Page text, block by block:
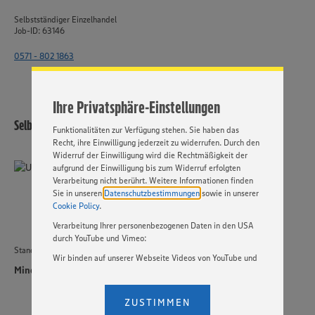
Ihre Privatsphäre-Einstellungen
ein bestmögliches Nutzungserlebnis unserer Website zu
ermöglichen. Wir verwenden Ihre Daten, um unsere
Inhalte anzubieten. Ihre Einwilligung in die Nutzung von
Cookies und anderer Technologien ist freiwillig und kann
„EINSTELLUNGEN ÄNDERN”. Bitte beachten Sie, dass auf
Basis Ihrer Einstellungen ggf. nicht mehr alle
Funktionalitäten zur Verfügung stehen. Sie haben das
Recht, ihre Einwilligung jederzeit zu widerrufen. Durch den
Widerruf der Einwilligung wird die Rechtmäßigkeit der
aufgrund der Einwilligung bis zum Widerruf erfolgten
Verarbeitung nicht berührt. Weitere Informationen finden
Sie in unseren Datenschutzbestimmungen sowie in unserer
Cookie Policy.
Verarbeitung Ihrer personenbezogenen Daten in den USA
durch YouTube und Vimeo:
Wir binden auf unserer Webseite Videos von YouTube und
Einstellungen bezüglich YouTube und Vimeo zu ändern,
ein, dass Ihre Daten (IP-Adresse, Zeitstempel, ggf.
ZUSTIMMEN
Selbstständiger Einzelhandel
Job-ID: 63146
0571 - 802 1863
Selbstständiger Einzelhandel
Standort
Minden